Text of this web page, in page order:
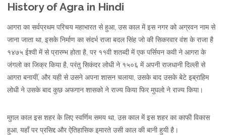
History of Agra in Hindi
आगरा का सर्वप्रथम परिचय महाभारत से हुआ, उस काल में इस नगर को अग्रवन नाम से
जाना जाता था, इसके निर्माण का संदर्भ राजा बदल सिंह जो की सिकरवार वंश के राजा है
१४७५ ईश्वी में से प्रारम्भ होता है, पर ११वी शतब्दी में एक पर्सियन कवी ने आगरा के
जंगलो का जिक्र किया है, परंतु सिकंदर लोधी ने १५०६ में अपनी राजधानी दिल्ली से
आगरा बनायीं, और यही से उसने अपना शासन चलाया, उसके बाद उसके बेटे इब्राहिम
लोधी ने उसके बाद कुछ अफगान शासको ने राज्य किया फिर मुघलो ने राज्य किया।
मुग़ल काल इस शहर के लिए स्वर्णिम समय था, उस काल में इस शहर का काफी विकास
हुआ, यहाँ पर प्रसिद्द और ऐतिहासिक इमारते उसी काल की बानी हुयी है।